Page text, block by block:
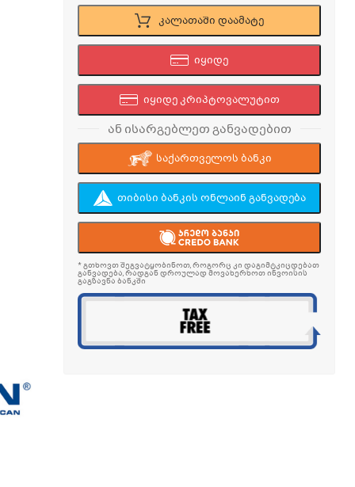
კალათაში დაამატე
იყიდე
იყიდე კრიპტოვალუტით
ან ისარგებლეთ განვადებით
საქართველოს ბანკი
თიბისი ბანკის ონლაინ განვადება
* გთხოვთ შეგვატყობინოთ, როგორც კი დაგიმტკიცდებათ
განვადება, რადგან დროულად მოვახერხოთ ინვოისის
გაგზავნა ბანკში